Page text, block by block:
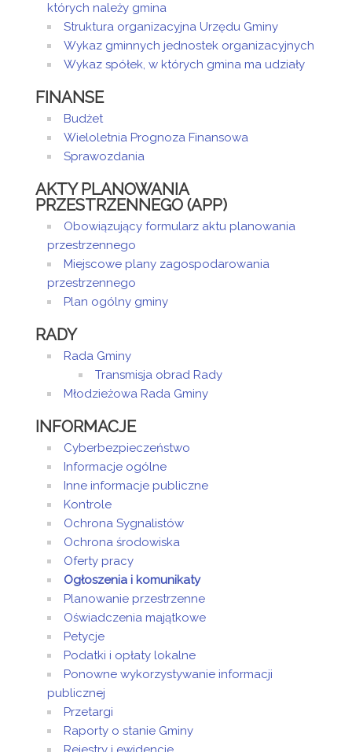
których należy gmina
Struktura organizacyjna Urzędu Gminy
Wykaz gminnych jednostek organizacyjnych
Wykaz spółek, w których gmina ma udziały
FINANSE
Budżet
Wieloletnia Prognoza Finansowa
Sprawozdania
AKTY PLANOWANIA
PRZESTRZENNEGO (APP)
Obowiązujący formularz aktu planowania
przestrzennego
Miejscowe plany zagospodarowania
przestrzennego
Plan ogólny gminy
RADY
Rada Gminy
Transmisja obrad Rady
Młodzieżowa Rada Gminy
INFORMACJE
Cyberbezpieczeństwo
Informacje ogólne
Inne informacje publiczne
Kontrole
Ochrona Sygnalistów
Ochrona środowiska
Oferty pracy
Ogłoszenia i komunikaty
Planowanie przestrzenne
Oświadczenia majątkowe
Petycje
Podatki i opłaty lokalne
Ponowne wykorzystywanie informacji
publicznej
Przetargi
Raporty o stanie Gminy